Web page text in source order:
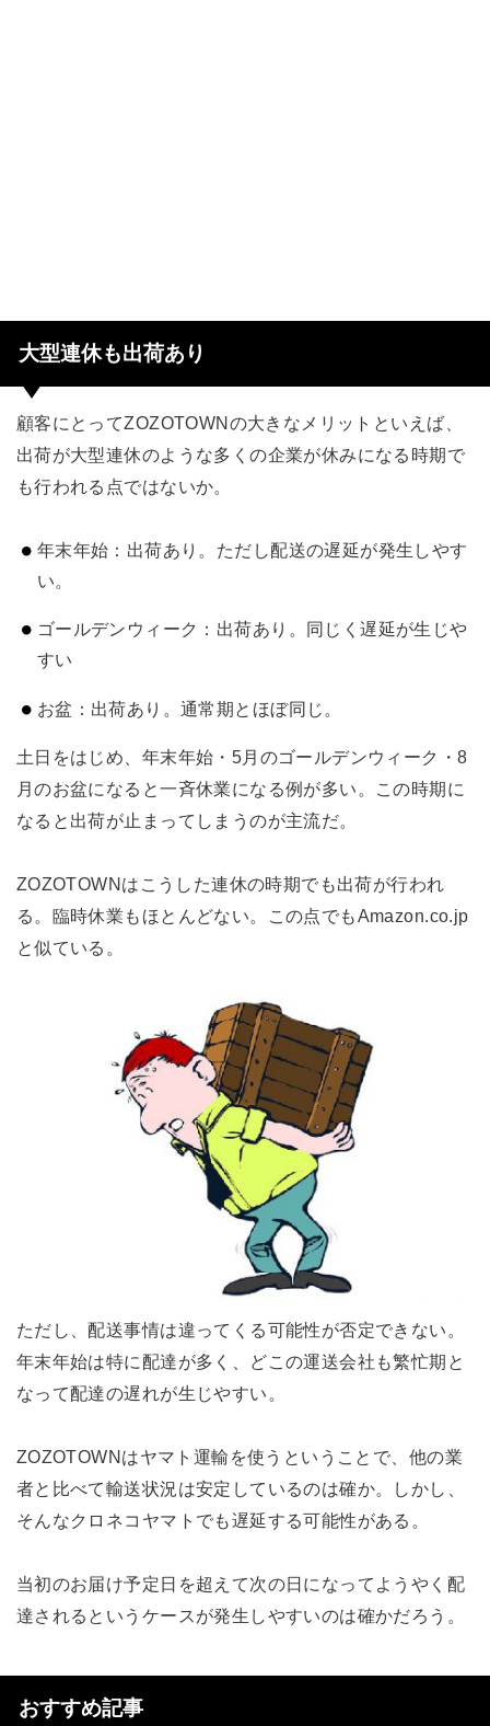
大型連休も出荷あり
顧客にとってZOZOTOWNの大きなメリットといえば、
出荷が大型連休のような多くの企業が休みになる時期で
も行われる点ではないか。
年末年始：出荷あり。ただし配送の遅延が発生しやす
い。
ゴールデンウィーク：出荷あり。同じく遅延が生じや
すい
お盆：出荷あり。通常期とほぼ同じ。
土日をはじめ、年末年始・5月のゴールデンウィーク・8
月のお盆になると一斉休業になる例が多い。この時期に
なると出荷が止まってしまうのが主流だ。
ZOZOTOWNはこうした連休の時期でも出荷が行われ
る。臨時休業もほとんどない。この点でもAmazon.co.jp
と似ている。
ただし、配送事情は違ってくる可能性が否定できない。
年末年始は特に配達が多く、どこの運送会社も繁忙期と
なって配達の遅れが生じやすい。
ZOZOTOWNはヤマト運輸を使うということで、他の業
者と比べて輸送状況は安定しているのは確か。しかし、
そんなクロネコヤマトでも遅延する可能性がある。
当初のお届け予定日を超えて次の日になってようやく配
達されるというケースが発生しやすいのは確かだろう。
おすすめ記事